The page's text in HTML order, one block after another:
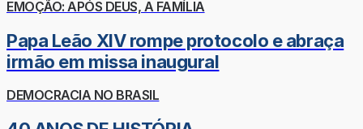
EMOÇÃO: APÓS DEUS, A FAMÍLIA
Papa Leão XIV rompe protocolo e abraça
irmão em missa inaugural
DEMOCRACIA NO BRASIL